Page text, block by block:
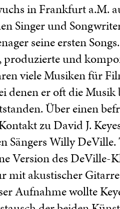
in Frankfurt a.M.
Singer und
seine ersten
produzierte und
viele Musiken für
denen er oft die Musik
Über einen
zu David J.
Sängers Willy
Version des DeVille-
mit akustischer
Aufnahme wollte